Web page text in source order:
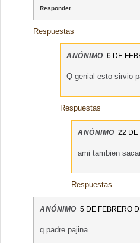
Responder
Respuestas
ANÓNIMO 6 DE
Q genial esto sirvio
Respuestas
ANÓNIMO 22 DE
ami tambien
Respuestas
ANÓNIMO 5 DE FEBRERO
q padre pajina